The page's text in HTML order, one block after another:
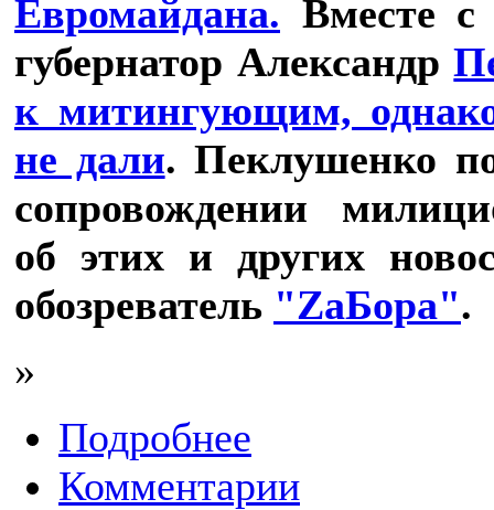
Евромайдана. Вместе с
губернатор Александр
к митингующим,
не дали. Пеклушенко
сопровождении
об этих и других
обозреватель "ZaБора".
»
Подробнее
Комментарии